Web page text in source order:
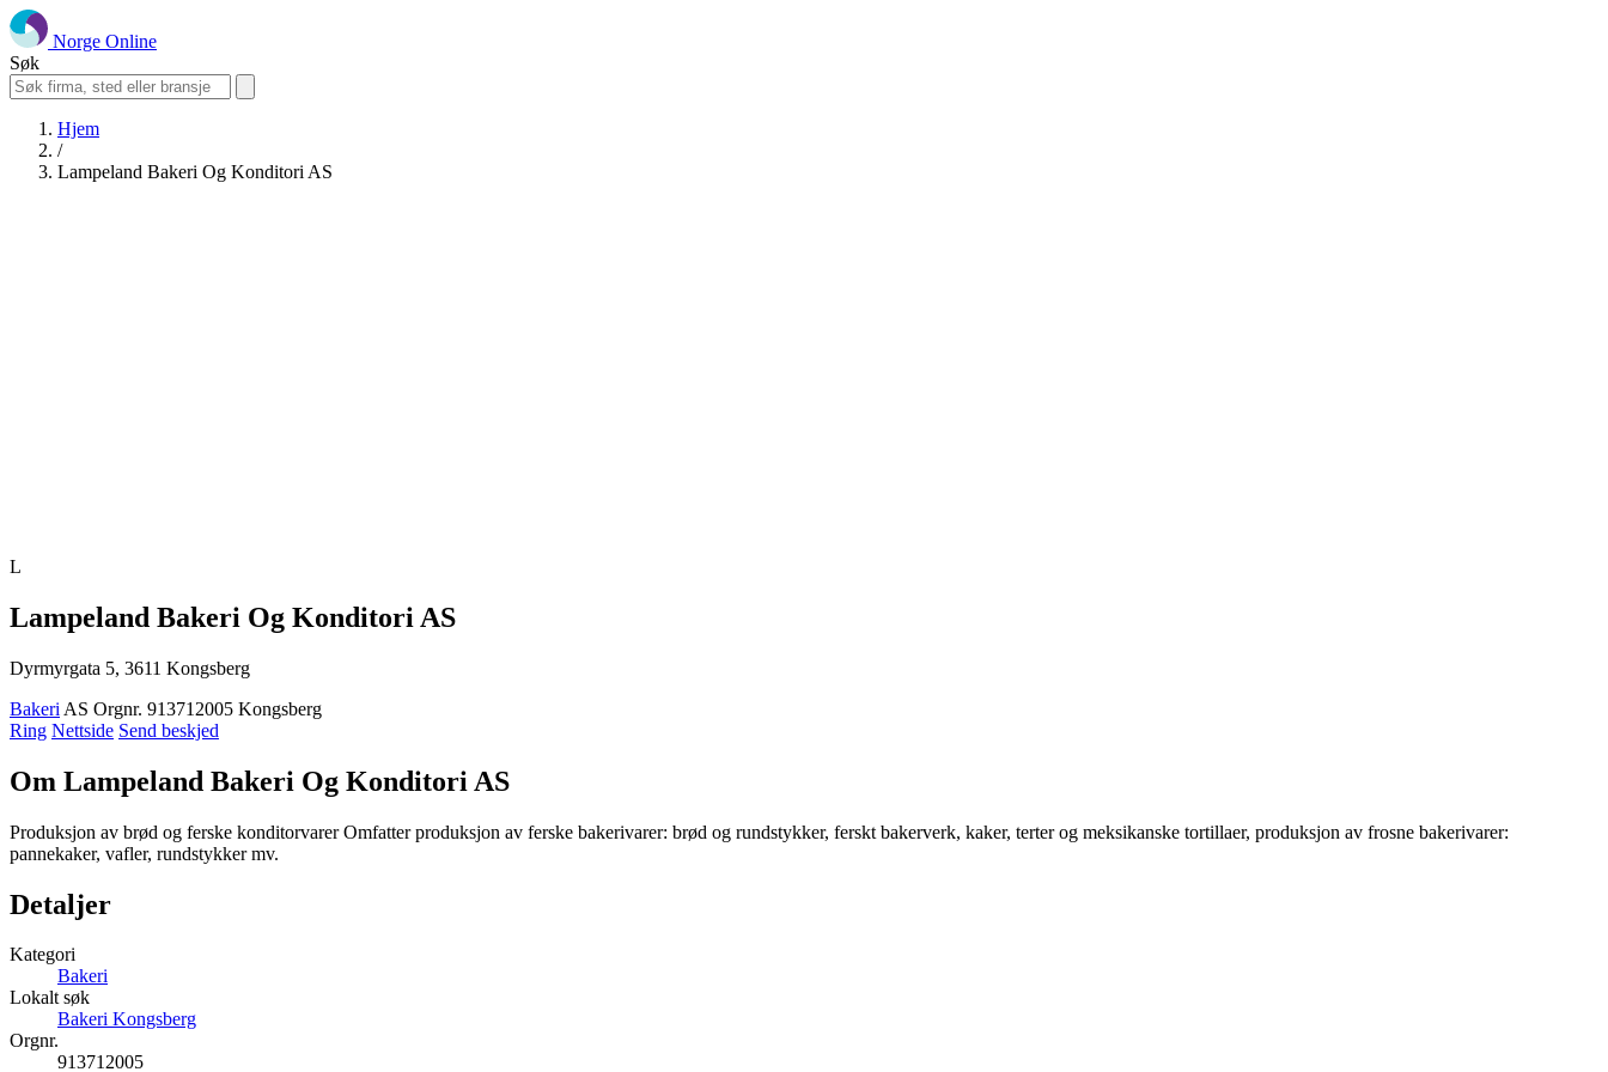
Norge Online
Søk
Hjem
/
Lampeland Bakeri Og Konditori AS
L
Lampeland Bakeri Og Konditori AS
Dyrmyrgata 5, 3611 Kongsberg
Bakeri AS Orgnr. 913712005 Kongsberg
Ring Nettside Send beskjed
Om Lampeland Bakeri Og Konditori AS
Produksjon av brød og ferske konditorvarer Omfatter produksjon av ferske bakerivarer: brød og rundstykker, ferskt bakerverk, kaker, terter og meksikanske tortillaer, produksjon av frosne bakerivarer:
pannekaker, vafler, rundstykker mv.
Detaljer
Kategori
Bakeri
Lokalt søk
Bakeri Kongsberg
Orgnr.
913712005